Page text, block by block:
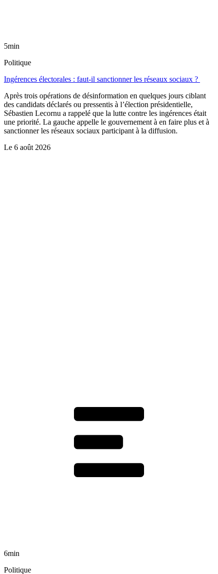
5min
Politique
Ingérences électorales : faut-il sanctionner les réseaux sociaux ?
Après trois opérations de désinformation en quelques jours ciblant
des candidats déclarés ou pressentis à l’élection présidentielle,
Sébastien Lecornu a rappelé que la lutte contre les ingérences était
une priorité. La gauche appelle le gouvernement à en faire plus et à
sanctionner les réseaux sociaux participant à la diffusion.
Le 6 août 2026
6min
Politique